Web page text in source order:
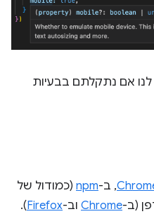
לנו אם נתקלתם בבעיות
, ב-npm (כמודול של
Chrome וב-Firefox
).